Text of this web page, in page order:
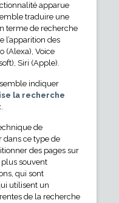
apparue
traduire une
terme de recherche
l’apparition des
(Alexa), Voice
Siri (Apple).
indiquer
la recherche
de
ce type de
des pages sur
souvent
qui sont
utilisent un
de la recherche